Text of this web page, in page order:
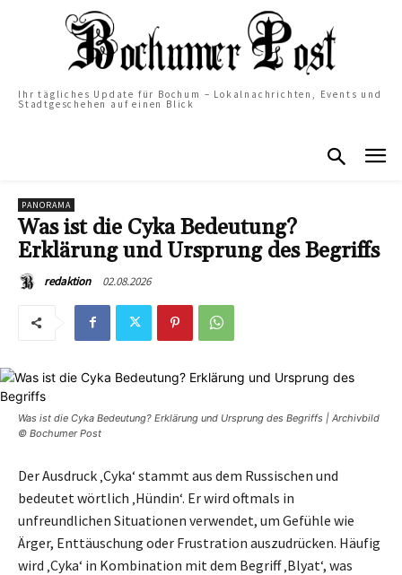
Ihr tägliches Update für Bochum – Lokalnachrichten, Events und
Stadtgeschehen auf einen Blick
PANORAMA
Was ist die Cyka Bedeutung?
Erklärung und Ursprung des Begriffs
redaktion 02.08.2026
Was ist die Cyka Bedeutung? Erklärung und Ursprung des Begriffs | Archivbild
© Bochumer Post
Der Ausdruck ‚Cyka‘ stammt aus dem Russischen und
bedeutet wörtlich ‚Hündin‘. Er wird oftmals in
unfreundlichen Situationen verwendet, um Gefühle wie
Ärger, Enttäuschung oder Frustration auszudrücken. Häufig
wird ‚Cyka‘ in Kombination mit dem Begriff ‚Blyat‘, was